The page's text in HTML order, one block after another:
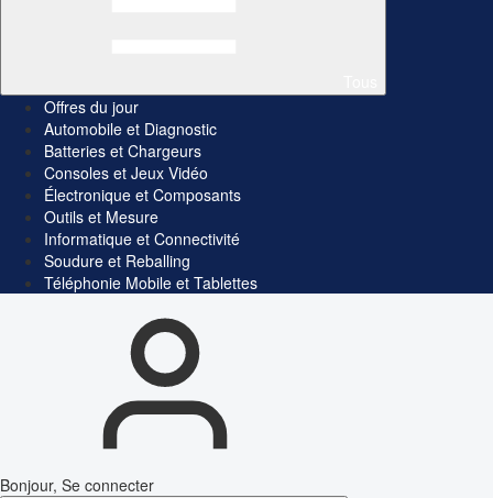
Offres du jour
Automobile et Diagnostic
Batteries et Chargeurs
Consoles et Jeux Vidéo
Électronique et Composants
Outils et Mesure
Informatique et Connectivité
Soudure et Reballing
Téléphonie Mobile et Tablettes
Bonjour, Se connecter